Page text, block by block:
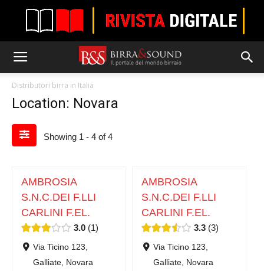
Distributori birra in Italia
Location: Novara
Showing 1 - 4 of 4
AMBROSIA
S.N.C.DEI F.LLI
CARLINI F.EL.
3.0 1
Via Ticino 123,
Galliate, Novara
AMBROSIA
S.N.C.DEI F.LLI
CARLINI F.EL.
3.3 3
Via Ticino 123,
Galliate, Novara